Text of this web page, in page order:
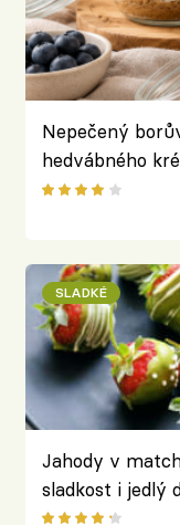
Nepečený
hedvábného
dezert do
SLADKÉ
Jahody v
sladkost i jedlý